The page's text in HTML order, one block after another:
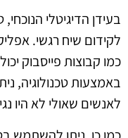
בעידן הדיגיטלי הנוכחי,
לקידום שיח רגשי.
כמו קבוצות פייסבוק
באמצעות טכנולוגיה,
לאנשים שאולי לא היו